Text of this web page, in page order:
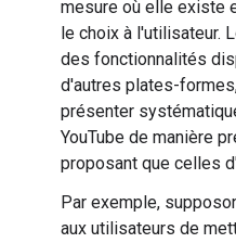
mesure où elle existe
le choix à l'utilisateur.
des fonctionnalités
d'autres plates-
présenter
YouTube de manière
proposant que celles
Par exemple,
aux utilisateurs de